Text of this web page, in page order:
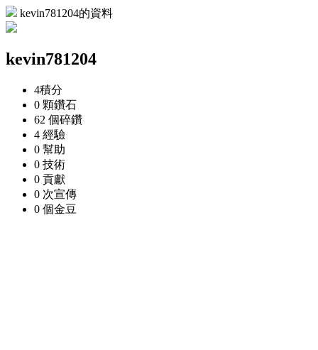
kevin781204的資料
kevin781204
4積分
0 顆鑽石
62 個碎鑽
4 經驗
0 幫助
0 技術
0 貢獻
0 次宣傳
0 個金豆